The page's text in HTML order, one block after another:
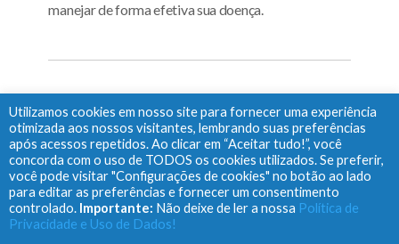
manejar de forma efetiva sua doença.
COMPARTILHE:
X Li
n
ke
dI
F
ac
e
b
P
oc
ke
C
o
p
Pr
in
tF
Busca no site
Utilizamos cookies em nosso site para fornecer uma experiência
otimizada aos nossos visitantes, lembrando suas preferências
após acessos repetidos. Ao clicar em “Aceitar tudo!”, você
concorda com o uso de TODOS os cookies utilizados. Se preferir,
você pode visitar "Configurações de cookies" no botão ao lado
para editar as preferências e fornecer um consentimento
controlado. Importante: Não deixe de ler a nossa Política de
Privacidade e Uso de Dados!